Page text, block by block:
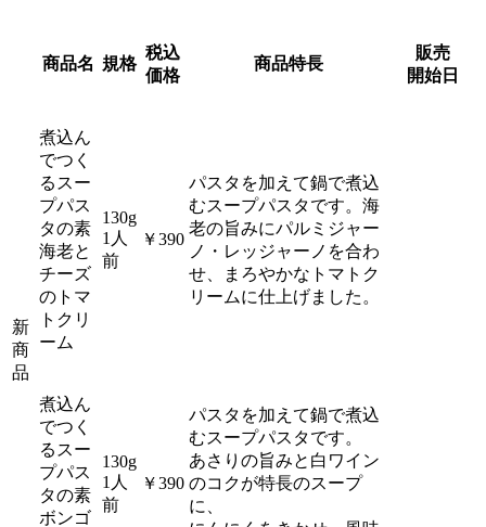
商品名 規格
税込
価格
商品特長
販売
開始日
新
商
品
煮込ん
でつく
るスー
プパス
タの素
海老と
チーズ
のトマ
トクリ
ーム
130g
1人
前
￥390
パスタを加えて鍋で煮込
むスープパスタです。海
老の旨みにパルミジャー
ノ・レッジャーノを合わ
せ、まろやかなトマトク
リームに仕上げました。
煮込ん
でつく
るスー
プパス
タの素
ボンゴ
130g
1人
前
￥390
パスタを加えて鍋で煮込
むスープパスタです。
あさりの旨みと白ワイン
のコクが特長のスープ
に、